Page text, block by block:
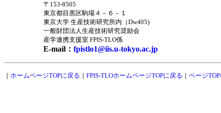
〒153-8505
東京都目黒区駒場４－６－１
東京大学 生産技術研究所内（Dw405)
一般財団法人生産技術研究奨励会
産学連携支援室 FPIS-TLO係
E-mail： fpistlo1@iis.u-tokyo.ac.jp
｜ ホームページTOPに戻る ｜ FPIS-TLOホームページTOPに戻る ｜ ページ